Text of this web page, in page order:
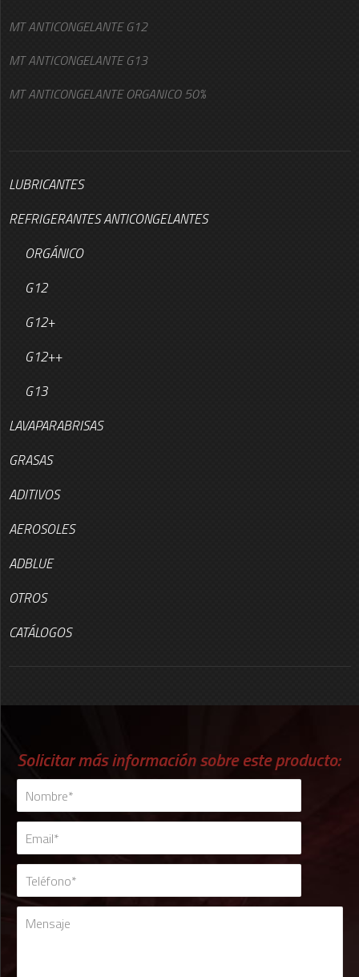
MT ANTICONGELANTE G12
MT ANTICONGELANTE G13
MT ANTICONGELANTE ORGANICO 50%
LUBRICANTES
REFRIGERANTES ANTICONGELANTES
ORGÁNICO
G12
G12+
G12++
G13
LAVAPARABRISAS
GRASAS
ADITIVOS
AEROSOLES
ADBLUE
OTROS
CATÁLOGOS
Solicitar más información sobre este producto: